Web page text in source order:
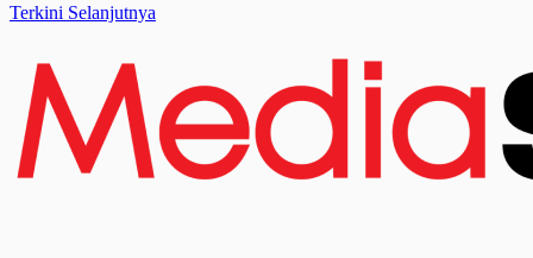
Terkini Selanjutnya